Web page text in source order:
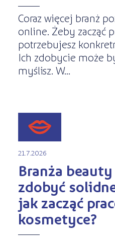
Coraz więcej branż
online. Żeby zacząć
potrzebujesz
Ich zdobycie może
myślisz. W...
21.7.2026
Branża
zdobyć
jak zacząć
kosmetyce?